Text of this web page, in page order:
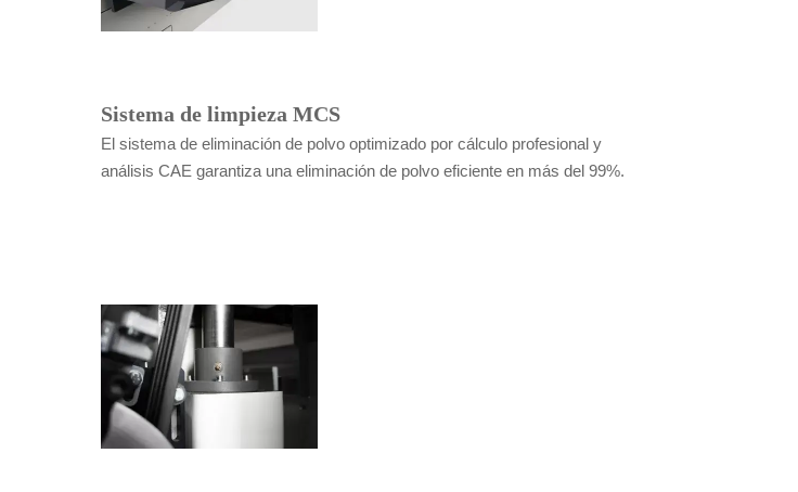
Sistema de limpieza MCS
El sistema de eliminación de polvo optimizado por cálculo profesional y
análisis CAE garantiza una eliminación de polvo eficiente en más del 99%.